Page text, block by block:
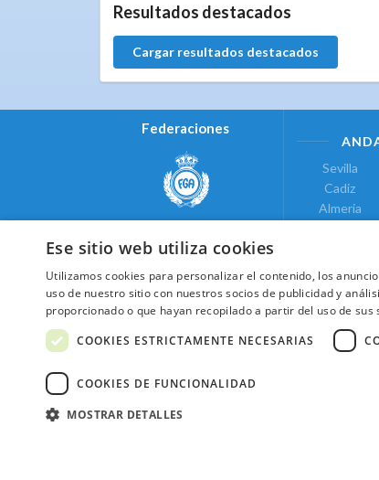
Resultados destacados
Cargar resultados destacados
Federaciones
Real Federación Andaluza de
Golf
Federación de Golf de Madrid
Sevilla
Cadiz
Almeria
2026 ©NextCaddy.
Ese sitio web utiliza cookies
Utilizamos cookies para personalizar el contenido, los
uso de nuestro sitio con nuestros socios de publicidad y
proporcionado o que hayan recopilado a partir del uso de sus
COOKIES ESTRICTAMENTE NECESARIAS
COOKIES DE FUNCIONALIDAD
MOSTRAR DETALLES